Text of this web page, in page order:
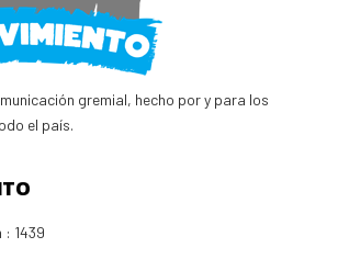
gremial, hecho por y para los
el país.
: 1439